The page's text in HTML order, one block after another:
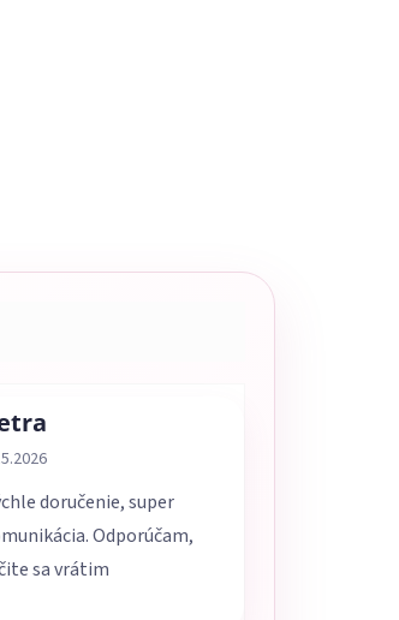
obchodu je 5 z 5 hviezdičiek.
doručenie, super
Odporúčam,
sa vrátim